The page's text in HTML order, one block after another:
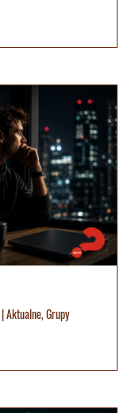
|Aktualne,Grupy